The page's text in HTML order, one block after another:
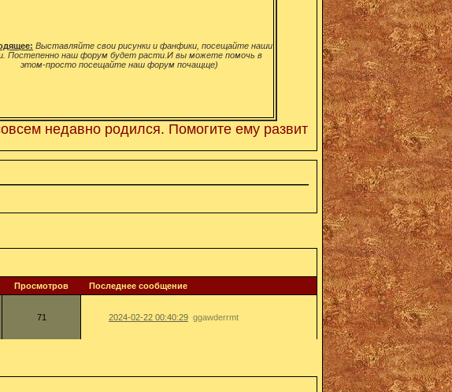
Выставляйте свои рисунки и фанфики, посещайте наши
Постепенно наш форум будет расти.И вы можете помочь в
этом-просто посещайте наш форум почащще)
недавно родился. Помогите ему развиться! Просто
Просмотров Последнее сообщение
71 2024-02-22 00:40:29 ggawderrmt